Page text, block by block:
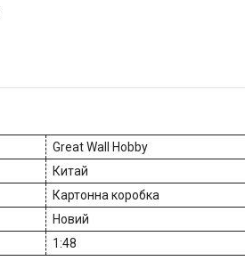
Great Wall Hobby
Китай
Картонна коробка
Новий
1:48